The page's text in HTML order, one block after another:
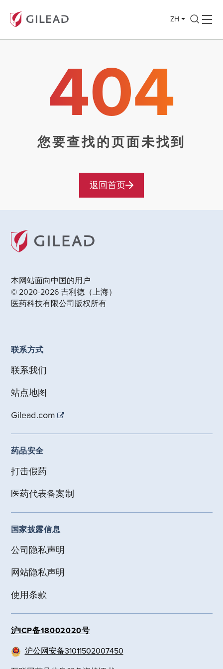
ZH
404
您要查找的页面未找到
返回首页
本网站面向中国的用户
© 2020-2026 吉利德（上海）
医药科技有限公司版权所有
联系方式
联系我们
站点地图
Gilead.com
药品安全
打击假药
医药代表备案制
国家披露信息
公司隐私声明
网站隐私声明
使用条款
沪ICP备18002020号
沪公网安备31011502007450